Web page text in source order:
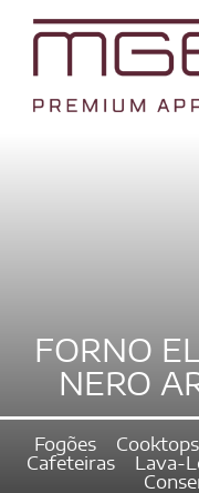
FORNO
NERO
Fogões Cooktops
Cafeteiras
Lava-